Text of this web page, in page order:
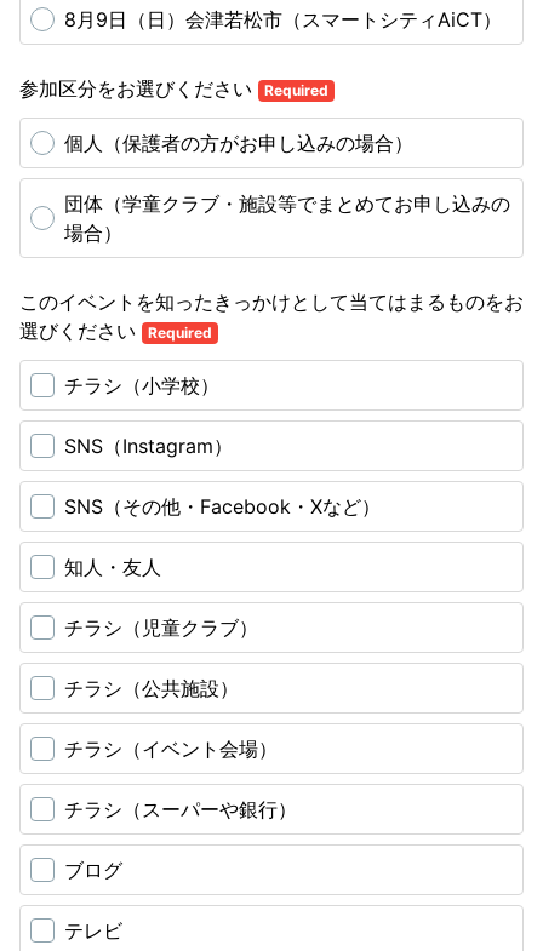
8月9日（日）会津若松市（スマートシティAiCT）
参加区分をお選びください Required
個人（保護者の方がお申し込みの場合）
団体（学童クラブ・施設等でまとめてお申し込みの
場合）
このイベントを知ったきっかけとして当てはまるものをお
選びください
Required
チラシ（小学校）
SNS（Instagram）
SNS（その他・Facebook・Xなど）
知人・友人
チラシ（児童クラブ）
チラシ（公共施設）
チラシ（イベント会場）
チラシ（スーパーや銀行）
ブログ
テレビ